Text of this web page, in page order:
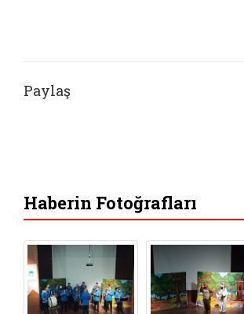
Paylaş
Haberin Fotoğrafları